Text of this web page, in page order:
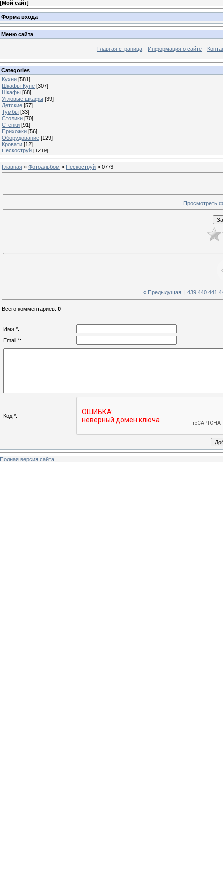
[Мой сайт]
Форма входа
Меню сайта
Главная страница Информация о сайте
Categories
Кухни [581]
Шкафы-Купе [307]
Шкафы [68]
Угловые шкафы [39]
Детские [57]
Тумбы [33]
Столики [70]
Стенки [91]
Прихожки [56]
Оборудование [129]
Кровати [12]
Пескоструй [1219]
Главная » Фотоальбом » Пескоструй » 0776
Просмотреть
« Предыдущая 439 440 441
Всего комментариев: 0
Имя *:
Email *:
Код *:
Полная версия сайта